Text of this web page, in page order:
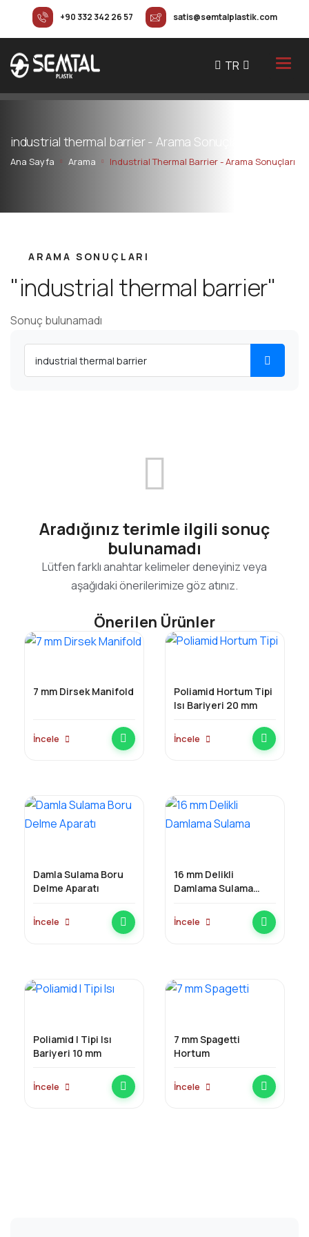
+90 332 342 26 57 satis@semtalplastik.com
TR
industrial thermal barrier- Arama So
Ana Sayfa Arama Industrial Thermal Barrier - Arama Sonuçları
ARAMA SONUÇLARI
"industrial thermal barrier"
Sonuç bulunamadı
Aradığınız terimle ilgili sonuç
bulunamadı
Lütfen farklı anahtar kelimeler deneyiniz veya
aşağıdaki önerilerimize göz atınız.
Önerilen Ürünler
7 mm Dirsek Manifold
İncele
Poliamid Hortum Tipi
Isı Bariyeri 20 mm
İncele
Damla Sulama Boru
Delme Aparatı
İncele
16 mm Delikli
Damlama Sulama
İncele
Poliamid I Tipi Isı
Bariyeri 10 mm
İncele
7 mm Spagetti
Hortum
İncele